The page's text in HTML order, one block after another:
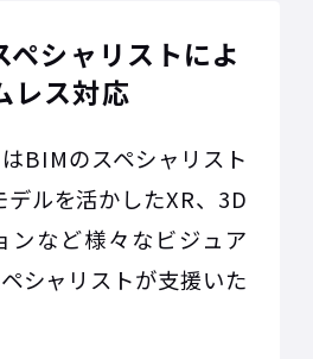
シャリストによ
レス対応
BIMのスペシャリスト
デルを活かしたXR、3D
ンなど様々なビジュア
シャリストが支援いた